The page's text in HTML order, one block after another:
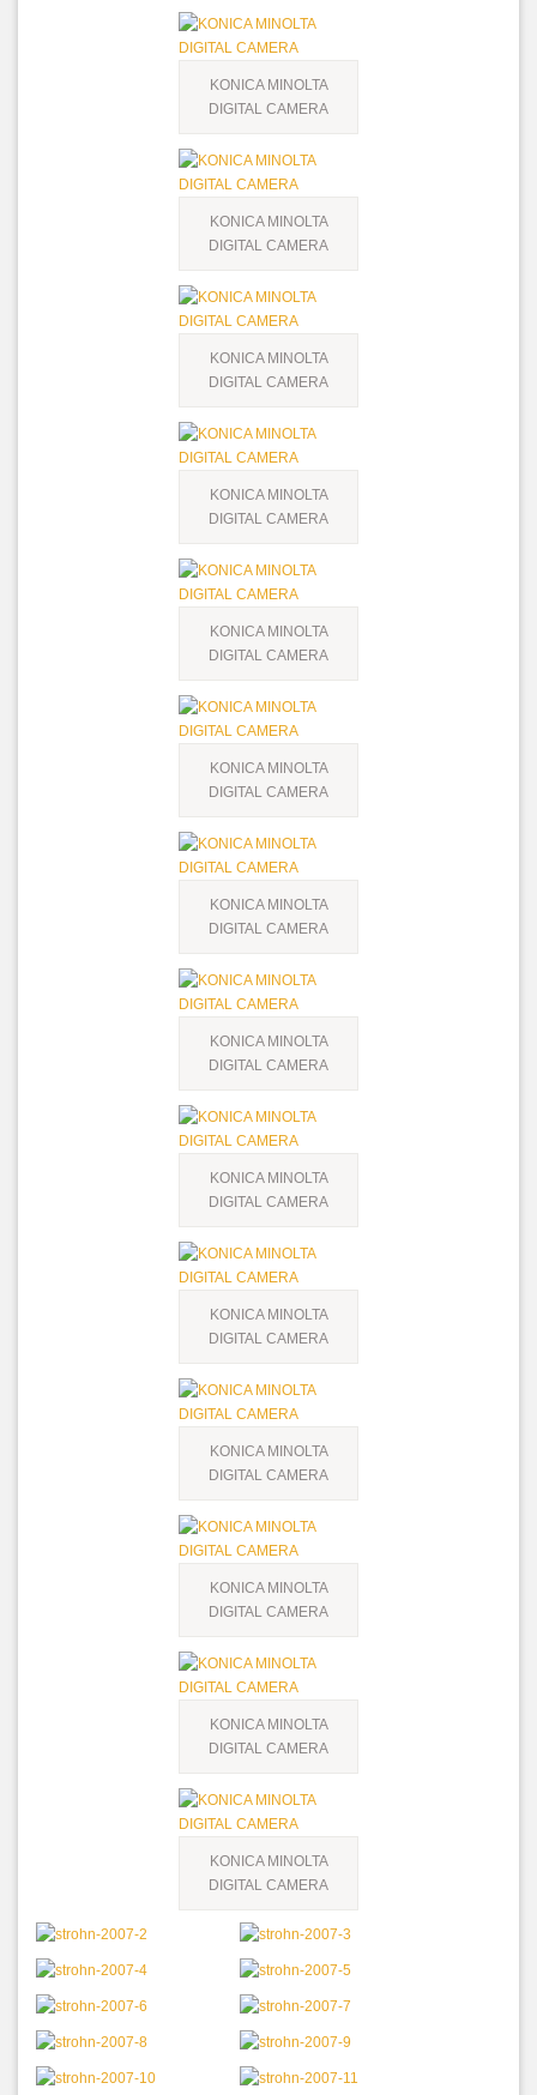
KONICA MINOLTA
DIGITAL CAMERA
KONICA MINOLTA
DIGITAL CAMERA
KONICA MINOLTA
DIGITAL CAMERA
KONICA MINOLTA
DIGITAL CAMERA
KONICA MINOLTA
DIGITAL CAMERA
KONICA MINOLTA
DIGITAL CAMERA
KONICA MINOLTA
DIGITAL CAMERA
KONICA MINOLTA
DIGITAL CAMERA
KONICA MINOLTA
DIGITAL CAMERA
KONICA MINOLTA
DIGITAL CAMERA
KONICA MINOLTA
DIGITAL CAMERA
KONICA MINOLTA
DIGITAL CAMERA
KONICA MINOLTA
DIGITAL CAMERA
KONICA MINOLTA
DIGITAL CAMERA